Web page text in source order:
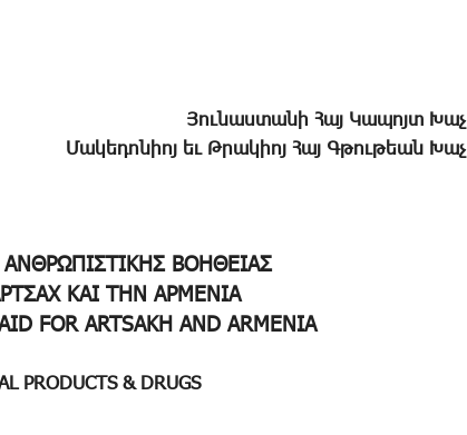
Յու­նաս­տա­նի ­Հայ ­Կա­պոյտ ­Խաչ
­Մա­կե­դո­նիոյ եւ Թ­րա­կիոյ ­Հայ Գ­թու­թեան ­Խաչ
ΑΝΘΡΩΠΙΣΤΙΚΗΣ ΒΟΗΘΕΙΑΣ
ΚΑΙ ΤΗΝ ΑΡΜΕΝΙΑ
FOR ARTSAKH AND ARMENIA
PRODUCTS & DRUGS